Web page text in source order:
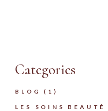
Categories
BLOG (1)
LES SOINS BEAUTÉ